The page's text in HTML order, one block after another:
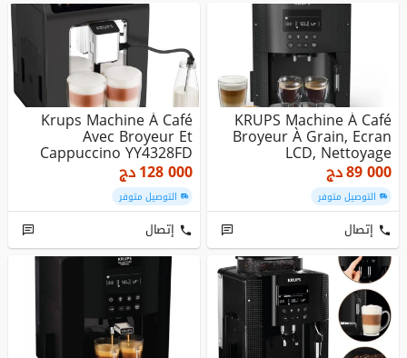
KRUPS Machine À Café
Broyeur À Grain, Ecran
LCD, Nettoyage
Automatique...
89 000دج
التوصيل متوفر
إتصال
Krups Machine À Café
Avec Broyeur Et
Cappuccino YY4328FD
EVIDENCE ONE ...
128 000دج
التوصيل متوفر
إتصال